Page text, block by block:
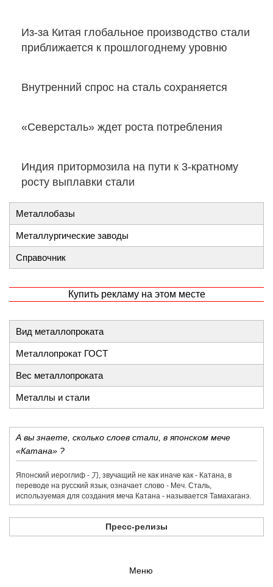
Из-за Китая глобальное производство стали
приближается к прошлогоднему уровню
Внутренний спрос на сталь сохраняется
«Северсталь» ждет роста потребления
Индия притормозила на пути к 3-кратному
росту выплавки стали
Металлобазы
Металлургические заводы
Справочник
Купить рекламу на этом месте
Вид металлопроката
Металлопрокат ГОСТ
Вес металлопроката
Металлы и стали
А вы знаете, сколько слоев стали, в японском мече
«Катана» ?
Японский иероглиф - 刀,​ звучащий не как иначе как - Катана, в
переводе на русский язык, означает слово - Меч. Сталь,
используемая для создания меча Катана - называется Тамахаганэ.
Пресс-релизы
Меню